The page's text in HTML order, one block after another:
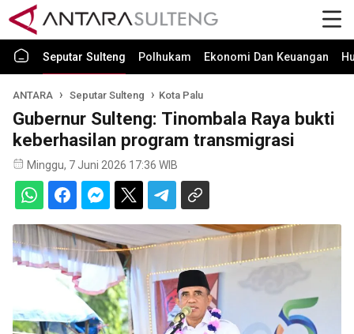
Seputar Sulteng Polhukam Ekonomi Dan Keuangan
ANTARA Seputar Sulteng Kota Palu
Gubernur Sulteng: Tinombala Raya bukti
keberhasilan program transmigrasi
Minggu, 7 Juni 2026 17:36 WIB